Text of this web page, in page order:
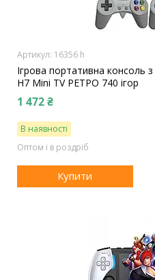
16356 h
Ігрова портативна консоль
H7 Mini TV РЕТРО 740 ігор
1 472 ₴
В наявності
Оптом і в роздріб
Купити